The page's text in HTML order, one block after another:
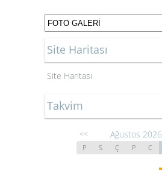
Site Haritası
Site Haritası
Takvim
<< Ağustos 2026
P S Ç P C